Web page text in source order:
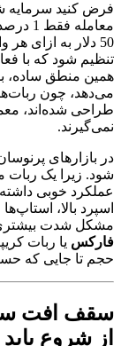
معامله فقط 1 درصد ریسک کنید؛ یعنی 100 دلار. اگر
50 دلار به ازای
همین منطق ساده،
می‌دهد، چون
طراحی شده‌اند،
نمی‌گیرند.
در بازارهای
شود. زیرا یک
عملکرد خوبی
اسپرد بالا، استاپ‌ها
مشکل شدت بیشتری
فارکس یا ربات
حجم تا جایی که
سقف افت
از شروع